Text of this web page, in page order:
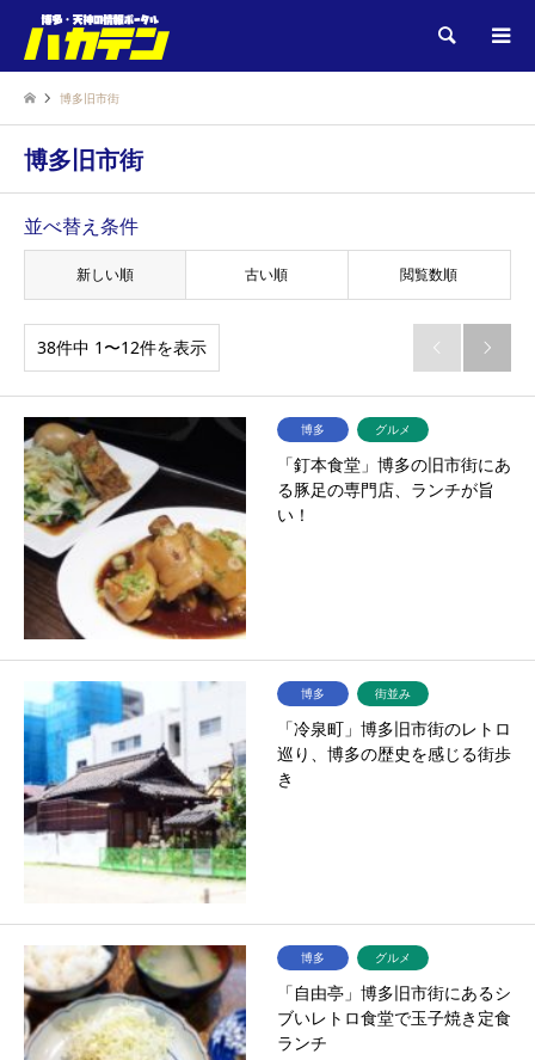
検索
博多旧市街
博多旧市街
並べ替え条件
新しい順 古い順 閲覧数順
38件中 1〜12件を表示  
博多 グルメ
「釘本食堂」博多の旧市街にあ
る豚足の専門店、ランチが旨
い！
博多 街並み
「冷泉町」博多旧市街のレトロ
巡り、博多の歴史を感じる街歩
き
博多 グルメ
「自由亭」博多旧市街にあるシ
ブいレトロ食堂で玉子焼き定食
ランチ